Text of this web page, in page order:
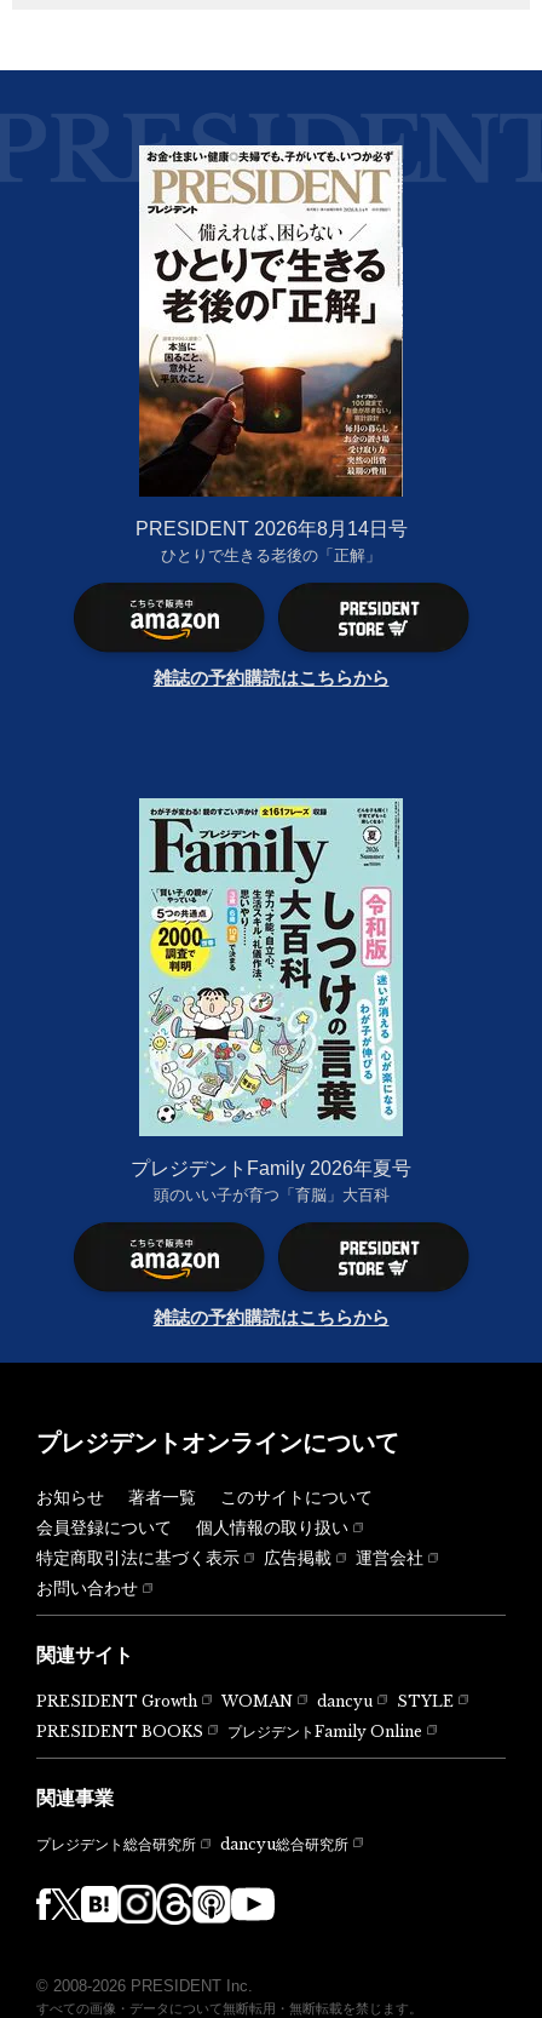
PRESIDENT 2026年8月14日号
ひとりで生きる老後の「正解」
雑誌の予約購読はこちらから
プレジデントFamily 2026年夏号
頭のいい子が育つ「育脳」大百科
雑誌の予約購読はこちらから
プレジデントオンラインについて
お知らせ 著者一覧
このサイトについて
会員登録について
個人情報の取り扱い
特定商取引法に基づく表示
広告掲載
運営会社
お問い合わせ
関連サイト
PRESIDENT Growth WOMAN dancyu
STYLE
PRESIDENT BOOKS
プレジデントFamily Online
関連事業
プレジデント総合研究所 dancyu総合研究所
© 2008-2026 PRESIDENT Inc.
すべての画像・データについて無断転用・無断転載を禁じます。